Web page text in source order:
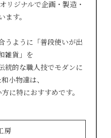
リジナルで企画・製造・
ます。
うように「普段使いが出
雑貨」を
統的な職人技でモダンに
小物達は、
に特におすすめです。
房